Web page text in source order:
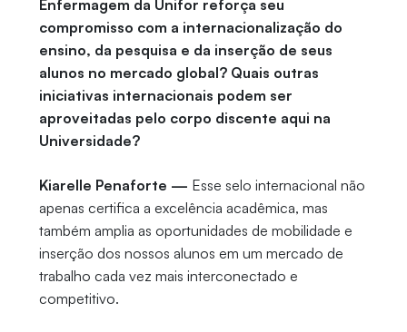
Enfermagem da Unifor reforça seu
compromisso com a internacionalização do
ensino, da pesquisa e da inserção de seus
alunos no mercado global? Quais outras
iniciativas internacionais podem ser
aproveitadas pelo corpo discente aqui na
Universidade?
Kiarelle Penaforte — Esse selo internacional não
apenas certifica a excelência acadêmica, mas
também amplia as oportunidades de mobilidade e
inserção dos nossos alunos em um mercado de
trabalho cada vez mais interconectado e
competitivo.